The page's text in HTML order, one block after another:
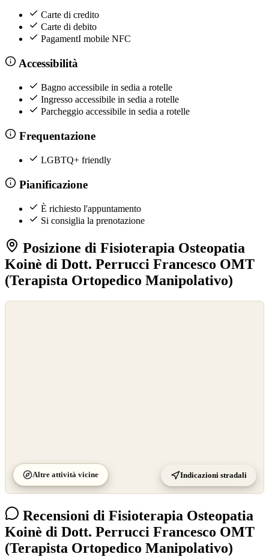
Carte di credito
Carte di debito
PagamentI mobile NFC
Accessibilità
Bagno accessibile in sedia a rotelle
Ingresso accessibile in sedia a rotelle
Parcheggio accessibile in sedia a rotelle
Frequentazione
LGBTQ+ friendly
Pianificazione
È richiesto l'appuntamento
Si consiglia la prenotazione
Posizione di Fisioterapia Osteopatia
Koinè di Dott. Perrucci Francesco OMT
(Terapista Ortopedico Manipolativo)
Altre attività vicine Indicazioni stradali
Recensioni di Fisioterapia Osteopatia
Koinè di Dott. Perrucci Francesco OMT
(Terapista Ortopedico Manipolativo)